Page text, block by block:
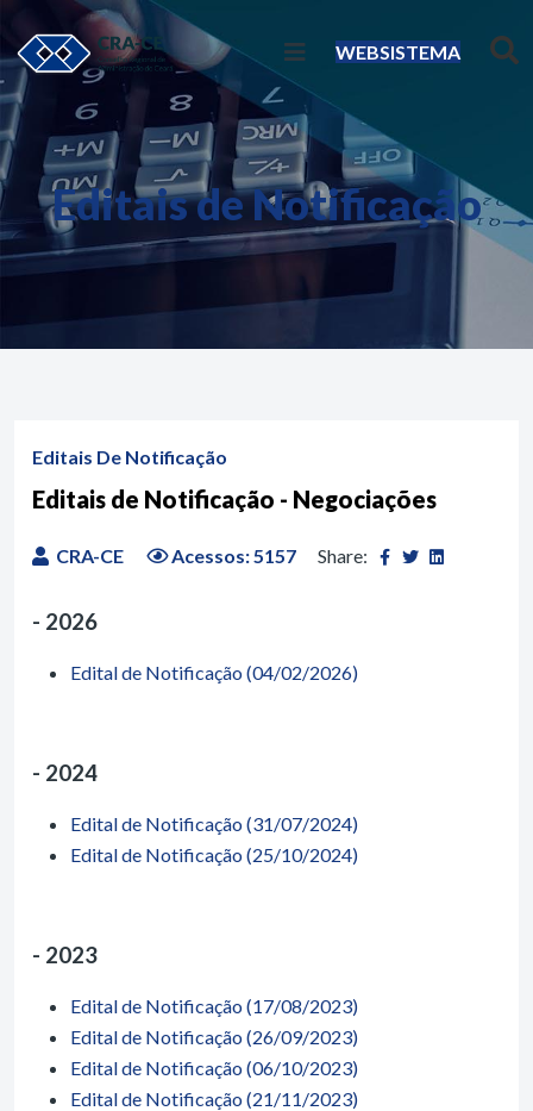
WEBSISTEMA
Editais de Notificação
Editais De Notificação
Editais de Notificação - Negociações
CRA-CE Acessos: 5157 Share:
- 2026
Edital de Notificação (04/02/2026)
- 2024
Edital de Notificação (31/07/2024)
Edital de Notificação (25/10/2024)
- 2023
Edital de Notificação (17/08/2023)
Edital de Notificação (26/09/2023)
Edital de Notificação (06/10/2023)
Edital de Notificação (21/11/2023)